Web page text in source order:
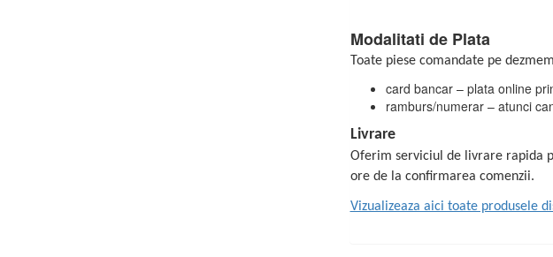
Modalitati de Plata
Toate piese comandate pe
card bancar – plata online
ramburs/numerar – atunci
Livrare
Oferim serviciul de livrare rapida
ore de la confirmarea comenzii.
Vizualizeaza aici toate produsele